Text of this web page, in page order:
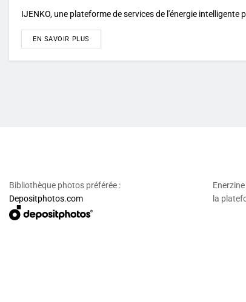
IJENKO, une plateforme de services de l'énergie
EN SAVOIR PLUS
Bibliothèque photos préférée :
Depositphotos.com
la